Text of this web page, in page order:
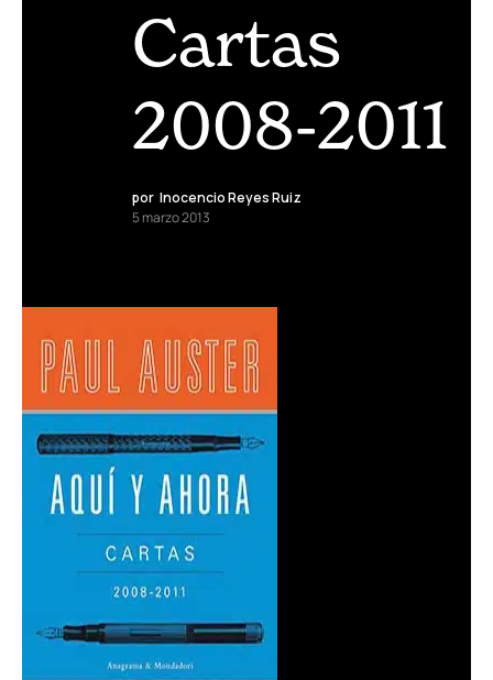
Cartas
2008-2011
por Inocencio Reyes Ruiz
5 marzo 2013